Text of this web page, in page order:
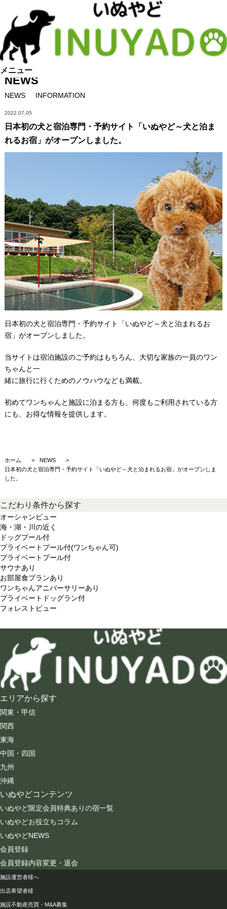
メニュー
NEWS
NEWS INFORMATION
2022.07.05
日本初の犬と宿泊専門・予約サイト「いぬやど～犬と泊ま
れるお宿」がオープンしました。
日本初の犬と宿泊専門・予約サイト「いぬやど～犬と泊まれるお
宿」がオープンしました。
当サイトは宿泊施設のご予約はもちろん、大切な家族の一員のワン
ちゃんと一
緒に旅行に行くためのノウハウなども満載。
初めてワンちゃんと施設に泊まる方も、何度もご利用されている方
にも、お得な情報を提供します。
ホーム
NEWS
日本初の犬と宿泊専門・予約サイト「いぬやど～犬と泊まれるお宿」がオープンしま
した。
こだわり条件から探す
オーシャンビュー
海・湖・川の近く
ドッグプール付
プライベートプール付(ワンちゃん可)
プライベートプール付
サウナあり
お部屋食プランあり
ワンちゃんアニバーサリーあり
プライベートドッグラン付
フォレストビュー
エリアから探す
関東・甲信
関西
東海
中国・四国
九州
沖縄
いぬやどコンテンツ
いぬやど限定会員特典ありの宿一覧
いぬやどお役立ちコラム
いぬやどNEWS
会員登録
会員登録内容変更・退会
会社情報
施設運営者様へ
出店希望者様
施設不動産売買・M&A募集